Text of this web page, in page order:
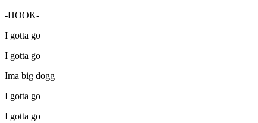
-HOOK-
I gotta go
I gotta go
Ima big dogg
I gotta go
I gotta go